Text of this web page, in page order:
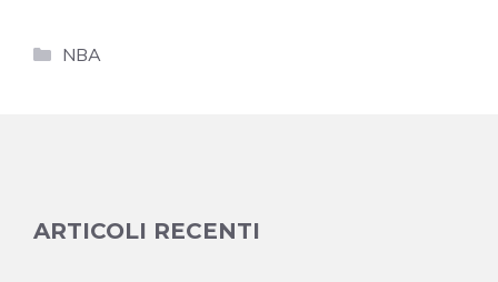
Categorie
NBA
ARTICOLI RECENTI